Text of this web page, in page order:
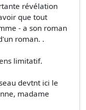
révélation
que tout
- a son roman
roman. .
limitatif.
devtnt ici le
madame